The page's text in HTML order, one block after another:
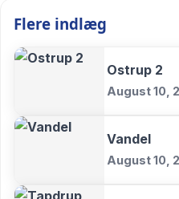
Flere indlæg
Ostrup 2
August 10,
Vandel
August 10,